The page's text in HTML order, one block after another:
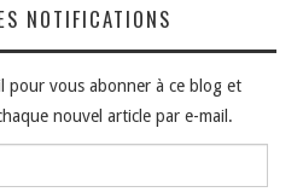
NOTIFICATIONS
pour vous abonner à ce blog et
nouvel article par e-mail.